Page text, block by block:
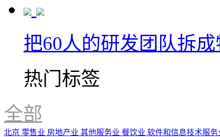
把60人的研发团队拆
热门标签
全部
北京 零售业 房地产业 其他服务业 餐饮业 软件和信息技术服